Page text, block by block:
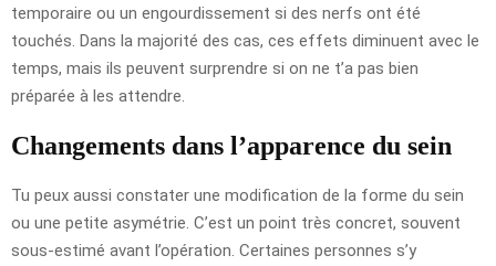
temporaire ou un engourdissement si des nerfs ont été
touchés. Dans la majorité des cas, ces effets diminuent avec le
temps, mais ils peuvent surprendre si on ne t’a pas bien
préparée à les attendre.
Changements dans l’apparence du sein
Tu peux aussi constater une modification de la forme du sein
ou une petite asymétrie. C’est un point très concret, souvent
sous-estimé avant l’opération. Certaines personnes s’y